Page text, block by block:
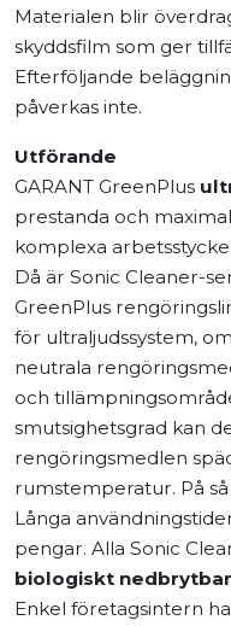
Materialen blir
skyddsfilm som ger
Efterföljande
påverkas inte.
Utförande
GARANT GreenPlus
prestanda och
komplexa
Då är Sonic Cleaner-
GreenPlus
för ultraljudssystem,
neutrala
och
smutsighetsgrad kan
rengöringsmedlen
rumstemperatur. På
Långa
pengar. Alla Sonic
biologiskt
Enkel företagsintern